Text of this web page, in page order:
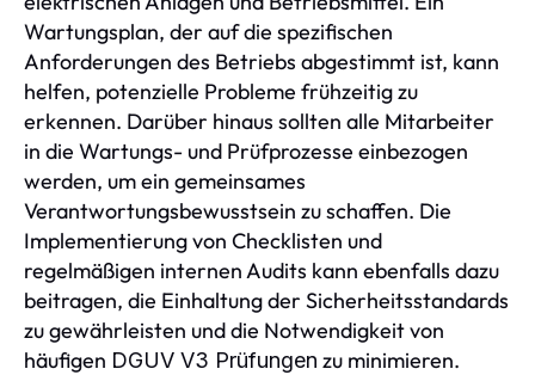
Wartungsplan, der auf die spezifischen
Anforderungen des Betriebs abgestimmt ist, kann
helfen, potenzielle Probleme frühzeitig zu
erkennen. Darüber hinaus sollten alle Mitarbeiter
in die Wartungs- und Prüfprozesse einbezogen
werden, um ein gemeinsames
Verantwortungsbewusstsein zu schaffen. Die
Implementierung von Checklisten und
regelmäßigen internen Audits kann ebenfalls dazu
beitragen, die Einhaltung der Sicherheitsstandards
zu gewährleisten und die Notwendigkeit von
häufigen DGUV V3 Prüfungen zu minimieren.